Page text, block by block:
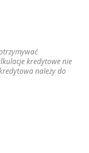
kredytowe nie
należy do